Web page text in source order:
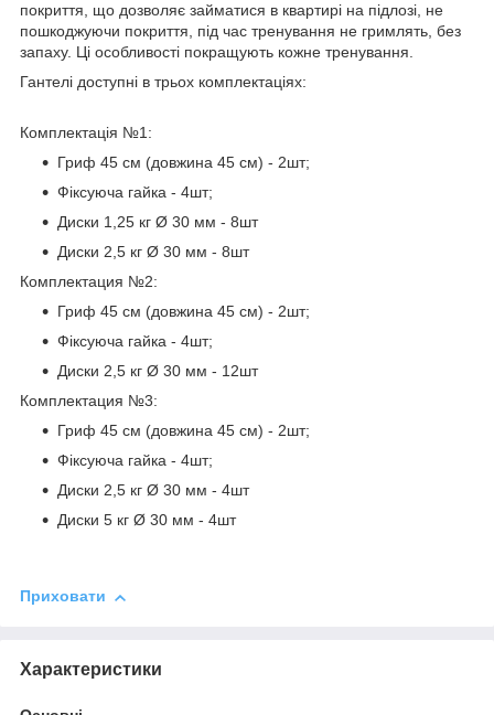
покриття, що дозволяє займатися в квартирі на підлозі, не
пошкоджуючи покриття, під час тренування не гримлять, без
запаху. Ці особливості покращують кожне тренування.
Гантелі доступні в трьох комплектаціях:
Комплектація №1:
Гриф 45 см (довжина 45 см) - 2шт;
Фіксуюча гайка - 4шт;
Диски 1,25 кг Ø 30 мм - 8шт
Диски 2,5 кг Ø 30 мм - 8шт
Комплектация №2:
Гриф 45 см (довжина 45 см) - 2шт;
Фіксуюча гайка - 4шт;
Диски 2,5 кг Ø 30 мм - 12шт
Комплектация №3:
Гриф 45 см (довжина 45 см) - 2шт;
Фіксуюча гайка - 4шт;
Диски 2,5 кг Ø 30 мм - 4шт
Диски 5 кг Ø 30 мм - 4шт
Приховати
Характеристики